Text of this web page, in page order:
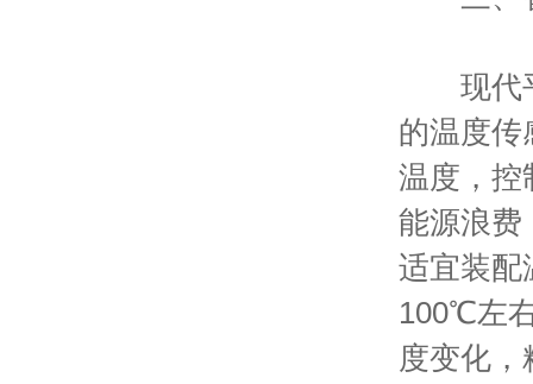
现代平
的温度传
温度，控
能源浪费
适宜装配
100℃左
度变化，